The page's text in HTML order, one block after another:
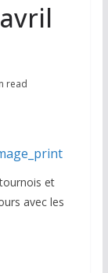
read
et
avec les